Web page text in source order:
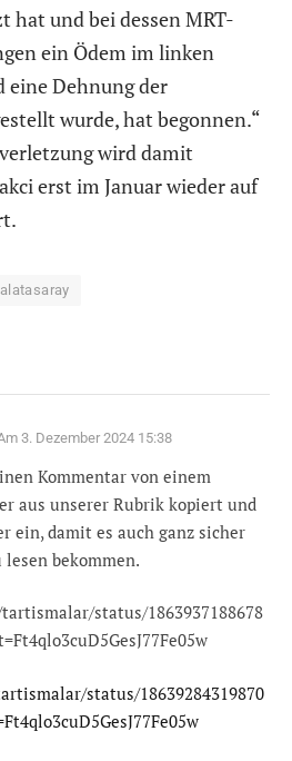
hat und bei dessen MRT-
ein Ödem im linken
eine Dehnung der
wurde, hat begonnen.“
wird damit
erst im Januar wieder auf
3. Dezember 2024 15:38
Kommentar von einem
aus unserer Rubrik kopiert und
ein, damit es auch ganz sicher
lesen bekommen.
status/1863937188678
status/18639284319870